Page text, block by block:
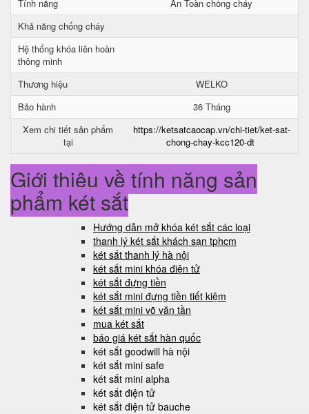
Tính năng
An Toàn chống cháy
Khả năng chống cháy
Hệ thống khóa liên hoàn
thông minh
Thương hiệu
WELKO
Bảo hành
36 Tháng
Xem chi tiết sản phẩm
tại
https://ketsatcaocap.vn/chi-tiet/ket-sat-
chong-chay-kcc120-dt
Giới thiệu về tính năng sản
phẩm két sắt
Hướng dẫn mở khóa két sắt các loại
thanh lý két sắt khách sạn tphcm
két sắt thanh lý hà nội
két sắt mini khóa điện tử
két sắt đựng tiền
két sắt mini đựng tiền tiết kiệm
két sắt mini võ văn tần
mua két sắt
báo giá két sắt hàn quốc
két sắt goodwill hà nội
két sắt mini safe
két sắt mini alpha
két sắt điện tử
két sắt điện tử bauche